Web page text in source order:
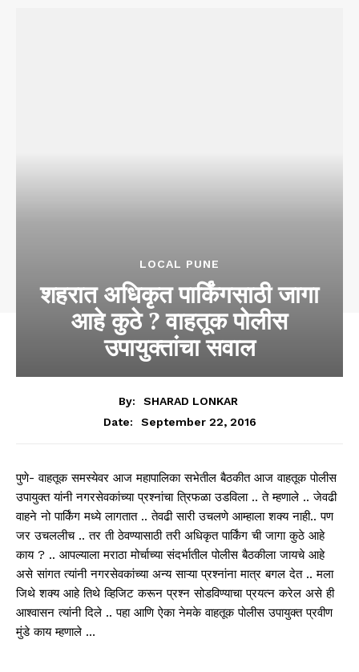
LOCAL PUNE
शहरात अधिकृत पार्किंगसाठी जागा
आहे कुठे ? वाहतूक पोलीस
उपायुक्तांचा सवाल
By:
SHARAD LONKAR
Date:
September 22, 2016
पुणे- वाहतूक समस्येवर आज महापालिका सभेतील बैठकीत आज वाहतूक पोलीस
उपायुक्त यांनी नगरसेवकांच्या प्रश्नांचा त्रिफळा उडविला .. ते म्हणाले .. जेवढी
वाहने नो पार्किंग मध्ये लागतात .. तेवढी सारी उचलणे आम्हाला शक्य नाही.. पण
जर उचललीच .. तर ती ठेवण्यासाठी तरी अधिकृत पार्किंग ची जागा कुठे आहे
काय ? .. आपल्याला मराठा मोर्चाच्या संदर्भातील पोलीस बैठकीला जायचे आहे
असे सांगत त्यांनी नगरसेवकांच्या अन्य साऱ्या प्रश्नांना मात्र बगल देत .. मला
जिथे शक्य आहे तिथे व्हिजिट करून प्रश्न सोडविण्याचा प्रयत्न करेल असे ही
आश्वासन त्यांनी दिले .. पहा आणि ऐका नेमके वाहतूक पोलीस उपायुक्त प्रवीण
मुंडे काय म्हणाले …